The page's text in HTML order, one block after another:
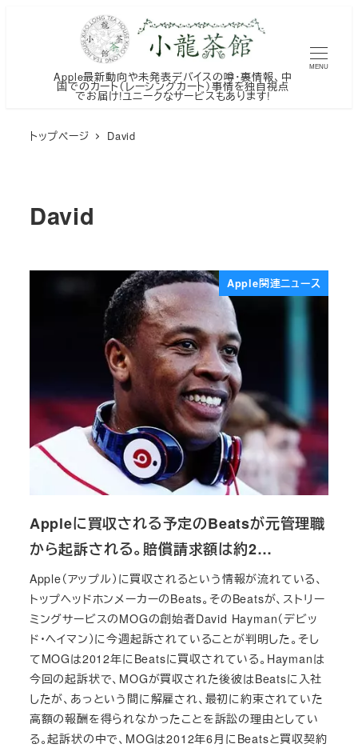
Apple最新動向や未発表デバイスの噂・裏情報、中
国でのカート（レーシングカート）事情を独自視点
でお届け!ユニークなサービスもあります!
MENU
トップページ David
David
Apple関連ニュース
Appleに買収される予定のBeatsが元管理職
から起訴される。賠償請求額は約2…
Apple（アップル）に買収されるという情報が流れている、
トップヘッドホンメーカーのBeats。そのBeatsが、ストリー
ミングサービスのMOGの創始者David Hayman（デビッ
ド・ヘイマン）に今週起訴されていることが判明した。そし
てMOGは2012年にBeatsに買収されている。Haymanは
今回の起訴状で、MOGが買収された後彼はBeatsに入社
したが、あっという間に解雇され、最初に約束されていた
高額の報酬を得られなかったことを訴訟の理由としてい
る。起訴状の中で、MOGは2012年6月にBeatsと買収契約